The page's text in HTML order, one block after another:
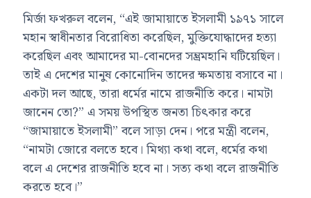
মির্জা ফখরুল বলেন, “এই জামায়াতে ইসলামী ১৯৭১ সালে
মহান স্বাধীনতার বিরোধিতা করেছিল, মুক্তিযোদ্ধাদের হত্যা
করেছিল এবং আমাদের মা-বোনদের সম্ভ্রমহানি ঘটিয়েছিল।
তাই এ দেশের মানুষ কোনোদিন তাদের ক্ষমতায় বসাবে না।
একটা দল আছে, তারা ধর্মের নামে রাজনীতি করে। নামটা
জানেন তো?” এ সময় উপস্থিত জনতা চিৎকার করে
“জামায়াতে ইসলামী” বলে সাড়া দেন। পরে মন্ত্রী বলেন,
“নামটা জোরে বলতে হবে। মিথ্যা কথা বলে, ধর্মের কথা
বলে এ দেশের রাজনীতি হবে না। সত্য কথা বলে রাজনীতি
করতে হবে।”